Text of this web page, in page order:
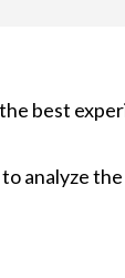
best
to analyze